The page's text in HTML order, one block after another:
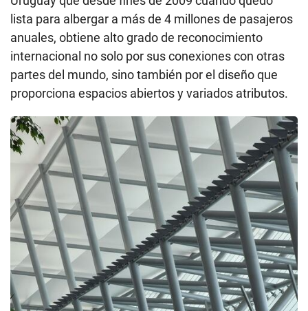
lista para albergar a más de 4 millones de pasajeros
anuales, obtiene alto grado de reconocimiento
internacional no solo por sus conexiones con otras
partes del mundo, sino también por el diseño que
proporciona espacios abiertos y variados atributos.